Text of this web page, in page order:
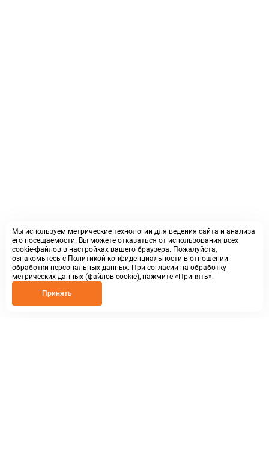
Мы используем метрические технологии для ведения сайта и анализа
его посещаемости. Вы можете отказаться от использования всех
cookie-файлов в настройках вашего браузера. Пожалуйста,
ознакомьтесь с Политикой конфиденциальности в отношении
обработки персональных данных. При согласии на обработку
метрических данных (файлов cookie), нажмите «Принять».
Принять